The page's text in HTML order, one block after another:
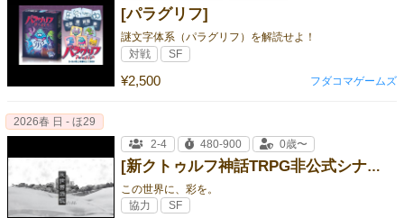
[パラグリフ]
謎文字体系（パラグリフ）を解読せよ！
¥2,500
対戦 SF
フダコマゲームズ
[新クトゥルフ神話TRPG非公式シナリオ『灰世界恐慌』]
この世界に、彩を。
2026春 日 - ほ29
2-4
480-900 0歳〜
協力 SF